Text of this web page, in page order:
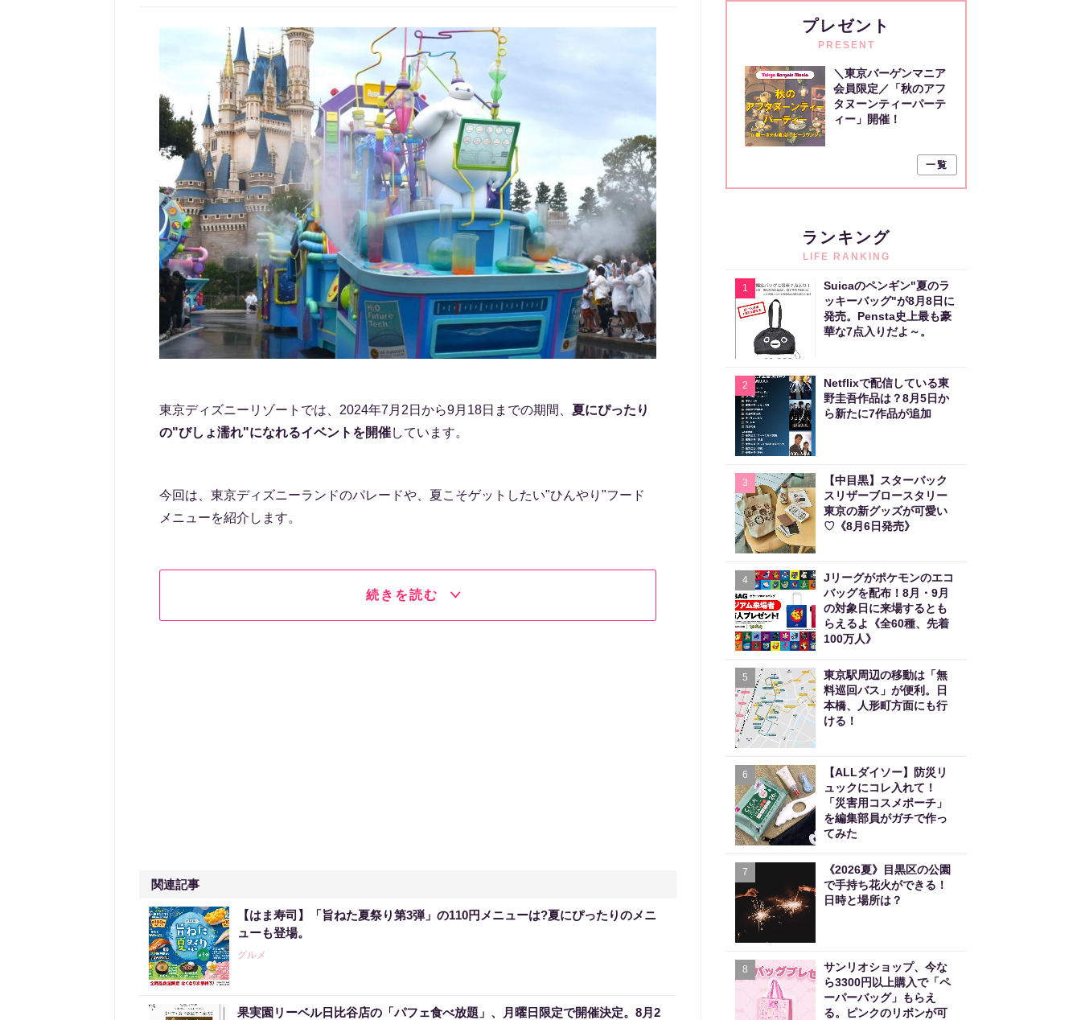
東京ディズニーリゾートでは、2024年7月2日から9月18日までの期間、 夏にぴったり
の"びしょ濡れ"になれるイベントを開催しています。
今回は、東京ディズニーランドのパレードや、夏こそゲットしたい"ひんやり"フード
メニューを紹介します。
続きを読む
関連記事
【はま寿司】「旨ねた夏祭り第3弾」の110円メニューは?夏にぴったりのメニ
ューも登場。
グルメ
果実園リーベル日比谷店の「パフェ食べ放題」、月曜日限定で開催決定。8月2
プレゼント
PRESENT
＼東京バーゲンマニア
会員限定／「秋のアフ
タヌーンティーパーテ
ィー」開催！
一覧
ランキング
LIFE RANKING
1
Suicaのペンギン"夏のラ
ッキーバッグ"が8月8日に
発売。Pensta史上最も豪
華な7点入りだよ～。
2
Netflixで配信している東
野圭吾作品は？8月5日か
ら新たに7作品が追加
3
【中目黒】スターバック
スリザーブロースタリー
東京の新グッズが可愛い
♡《8月6日発売》
4
Jリーグがポケモンのエコ
バッグを配布！8月・9月
の対象日に来場するとも
らえるよ《全60種、先着
100万人》
5
東京駅周辺の移動は「無
料巡回バス」が便利。日
本橋、人形町方面にも行
ける！
6
【ALLダイソー】防災リ
ュックにコレ入れて！
「災害用コスメポーチ」
を編集部員がガチで作っ
てみた
7
《2026夏》目黒区の公園
で手持ち花火ができる！
日時と場所は？
8
サンリオショップ、今な
ら3300円以上購入で「ペ
ーパーバッグ」もらえ
る。ピンクのリボンが可